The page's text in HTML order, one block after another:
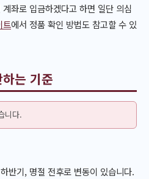
좌로 입금하겠다고 하면 일단 의심
트에서 정품 확인 방법도 참고할 수 있
는 기준
니다.
반기, 명절 전후로 변동이 있습니다.